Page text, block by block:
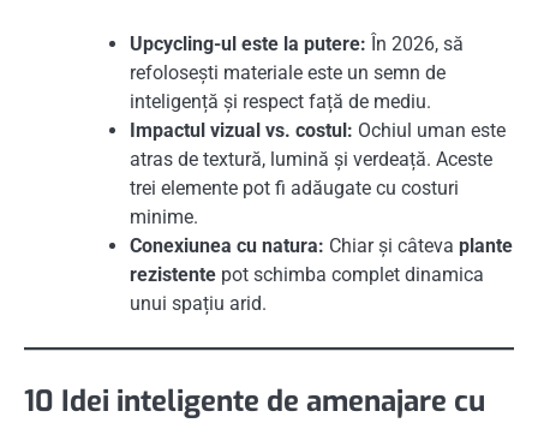
Upcycling-ul este la putere: În 2026, să
refolosești materiale este un semn de
inteligență și respect față de mediu.
Impactul vizual vs. costul: Ochiul uman este
atras de textură, lumină și verdeață. Aceste
trei elemente pot fi adăugate cu costuri
minime.
Conexiunea cu natura: Chiar și câteva plante
rezistente pot schimba complet dinamica
unui spațiu arid.
10 Idei inteligente de amenajare cu